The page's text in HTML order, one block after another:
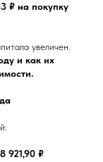
₽ на покупку
увеличен.
и как их
921,90 ₽